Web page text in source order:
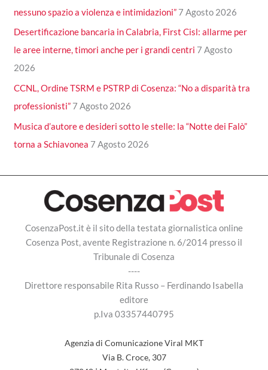
nessuno spazio a violenza e intimidazioni” 7 Agosto 2026
Desertificazione bancaria in Calabria, First Cisl: allarme per
le aree interne, timori anche per i grandi centri 7 Agosto
2026
CCNL, Ordine TSRM e PSTRP di Cosenza: “No a disparità tra
professionisti” 7 Agosto 2026
Musica d’autore e desideri sotto le stelle: la “Notte dei Falò”
torna a Schiavonea 7 Agosto 2026
CosenzaPost.it è il sito della testata giornalistica online
Cosenza Post, avente Registrazione n. 6/2014 presso il
Tribunale di Cosenza
----
Direttore responsabile Rita Russo – Ferdinando Isabella
editore
p.Iva 03357440795
Agenzia di Comunicazione Viral MKT
Via B. Croce, 307